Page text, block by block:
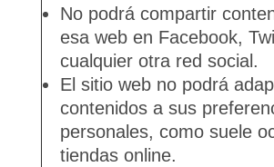
No podrá compartir
esa web en Facebook,
cualquier otra red social.
El sitio web no podrá
contenidos a sus
personales, como suele
tiendas online.